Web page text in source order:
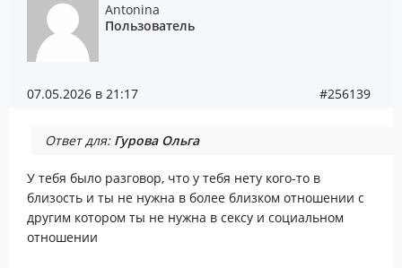
Antonina
Пользователь
07.05.2026 в 21:17 #256139
Ответ для: Гурова Ольга
У тебя было разговор, что у тебя нету кого-то в
близость и ты не нужна в более близком отношении с
другим котором ты не нужна в сексу и социальном
отношении